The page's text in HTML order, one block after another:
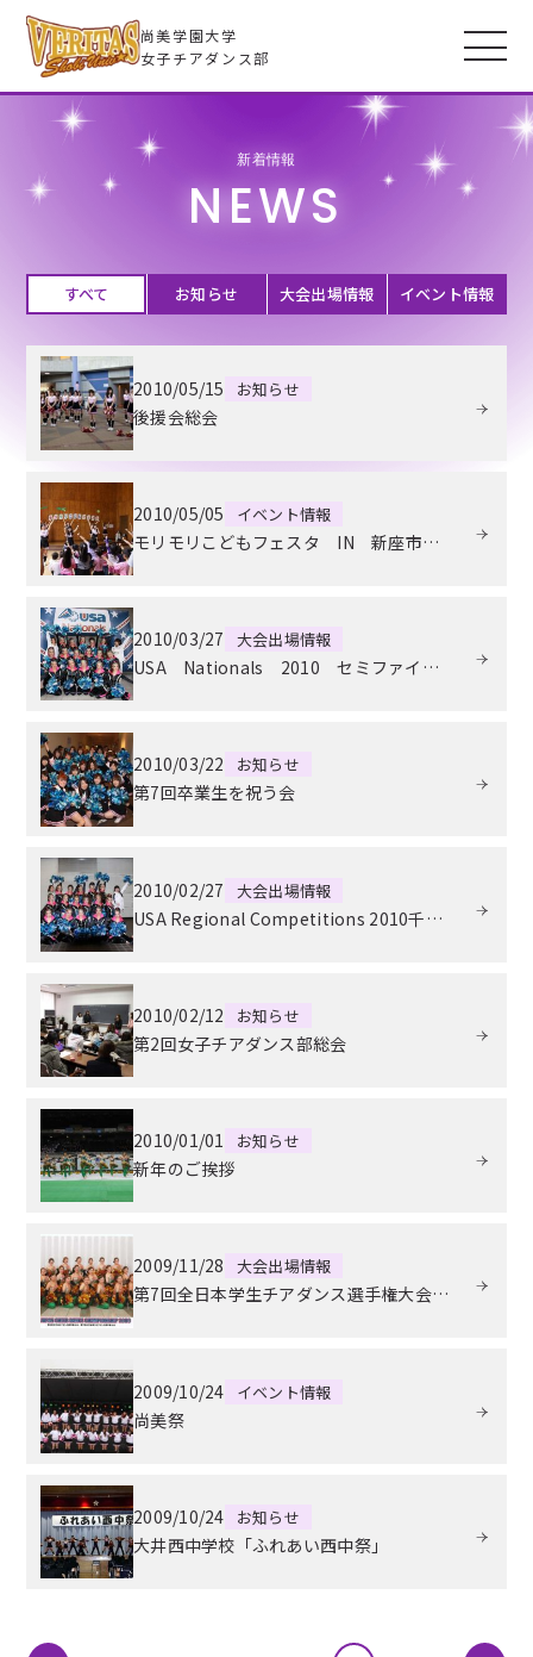
尚美学園大学
女子チアダンス部
VERITASとは
全米大会
高校生のみなさんへ
新着情報
ブログ
お問い合わせ
よくあるご質問
女子チアダンス部諸規定
プライバシーポリシー
新着情報
NEWS
すべて お知らせ 大会出場情報 イベント情報
2010/05/15 お知らせ
後援会総会
2010/05/05 イベント情報
モリモリこどもフェスタ IN 新座市児童センター
2010/03/27 大会出場情報
USA Nationals 2010 セミファイナル＆ファイナルin幕張メッセイベントホール
2010/03/22 お知らせ
第7回卒業生を祝う会
2010/02/27 大会出場情報
USA Regional Competitions 2010千葉大会 IN千葉ポートアリーナ
2010/02/12 お知らせ
第2回女子チアダンス部総会
2010/01/01 お知らせ
新年のご挨拶
2009/11/28 大会出場情報
第7回全日本学生チアダンス選手権大会(JCDA)関東予選大会
2009/10/24 イベント情報
尚美祭
2009/10/24 お知らせ
大井西中学校「ふれあい西中祭」